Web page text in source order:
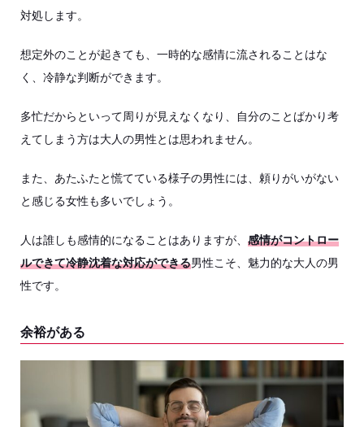
対処します。
想定外のことが起きても、一時的な感情に流されることはな
く、冷静な判断ができます。
多忙だからといって周りが見えなくなり、自分のことばかり考
えてしまう方は大人の男性とは思われません。
また、あたふたと慌てている様子の男性には、頼りがいがない
と感じる女性も多いでしょう。
人は誰しも感情的になることはありますが、 感情がコントロー
ルできて冷静沈着な対応ができる男性こそ、魅力的な大人の男
性です。
余裕がある